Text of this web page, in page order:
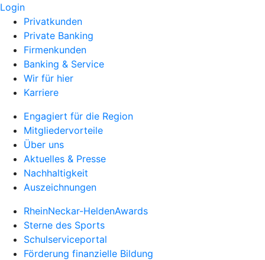
Login
Privatkunden
Private Banking
Firmenkunden
Banking & Service
Wir für hier
Karriere
Engagiert für die Region
Mitgliedervorteile
Über uns
Aktuelles & Presse
Nachhaltigkeit
Auszeichnungen
RheinNeckar-HeldenAwards
Sterne des Sports
Schulserviceportal
Förderung finanzielle Bildung